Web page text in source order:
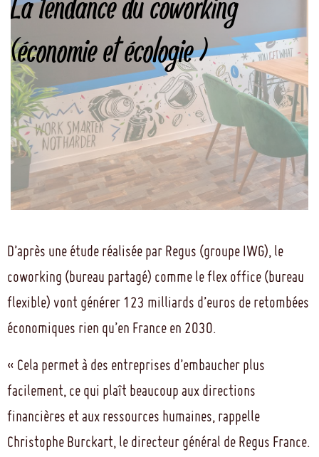
(économie et écologie )
D’après une étude réalisée par Regus (groupe IWG), le
coworking (bureau partagé) comme le flex office (bureau
flexible) vont générer 123 milliards d’euros de retombées
économiques rien qu’en France en 2030.
« Cela permet à des entreprises d’embaucher plus
facilement, ce qui plaît beaucoup aux directions
financières et aux ressources humaines, rappelle
Christophe Burckart, le directeur général de Regus France.